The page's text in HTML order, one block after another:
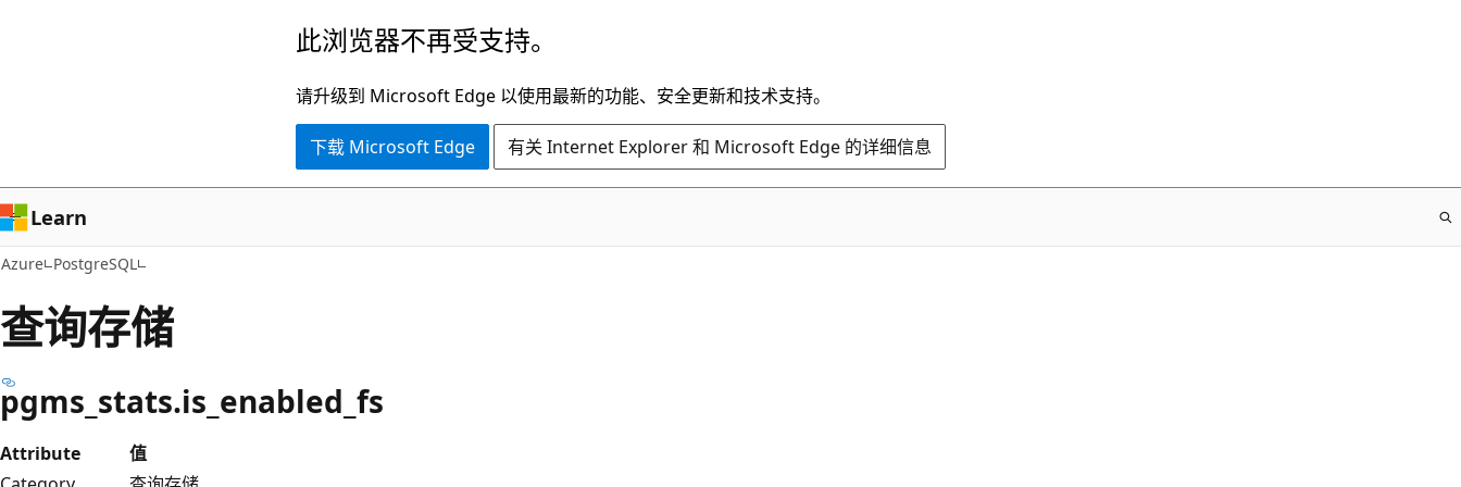
容
此浏览器不再受支持。
请升级到 Microsoft Edge 以使用最新的功能、安全更新和技术支持。
下载 Microsoft Edge 有关 Internet Explorer 和 Microsoft Edge 的详细信息
Learn
Azure PostgreSQL
查询存储
pgms_stats.is_enabled_fs
Attribute
值